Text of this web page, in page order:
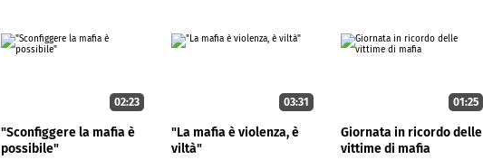
02:23
"Sconfiggere la mafia è
possibile"
03:31
"La mafia è violenza, è
viltà"
01:25
Giornata in ricordo delle
vittime di mafia